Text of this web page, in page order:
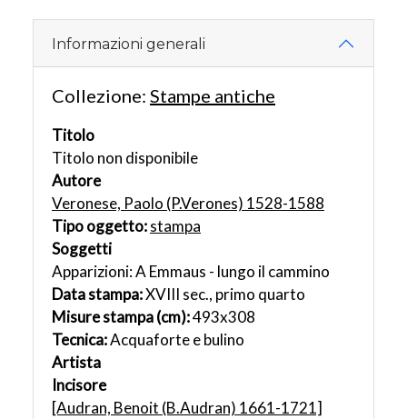
Informazioni generali
Collezione: Stampe antiche
Titolo
Titolo non disponibile
Autore
Veronese, Paolo (P.Verones) 1528-1588
Tipo oggetto:stampa
Soggetti
Apparizioni: A Emmaus - lungo il cammino
Data stampa:XVIII sec., primo quarto
Misure stampa (cm):493x308
Tecnica:Acquaforte e bulino
Artista
Incisore
[Audran, Benoit (B.Audran) 1661-1721]